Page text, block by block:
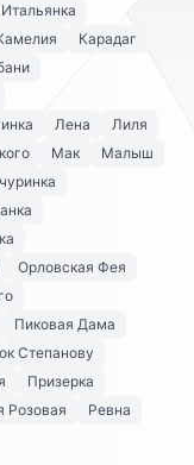
Итальянка
Карадаг
Лена
Лиля
Мак
Малыш
Орловская Фея
Пиковая Дама
Степанову
Призерка
Розовая Ревна